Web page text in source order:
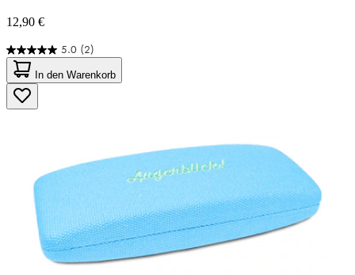
12,90 €
5.0 (2)
5.0
von
5
Sternen.
2
In den Warenkorb